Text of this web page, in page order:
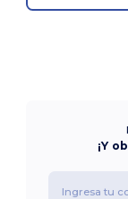
¡Y